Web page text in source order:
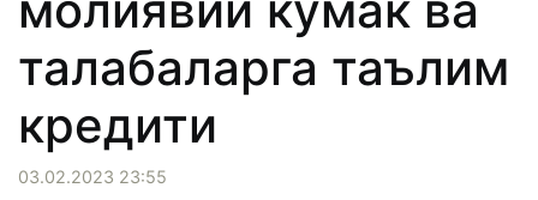
талабаларга таълим
кредити
03.02.2023 23:55